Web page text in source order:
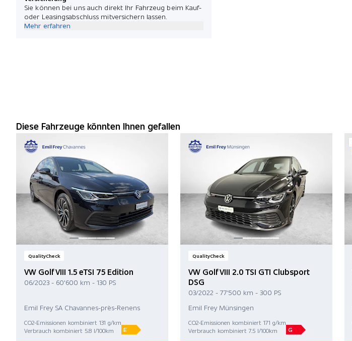
Sie können bei uns auch direkt Ihr Fahrzeug beim Kauf-
oder Leasingsabschluss mitversichern lassen.
Mehr erfahren
Diese Fahrzeuge könnten Ihnen gefallen
QualityCheck
VW Golf VIII 1.5 eTSI 75 Edition
06/2023 - 60'600 km - 130 PS
Emil Frey SA Chavannes-près-Renens
CO2-Emissionen kombiniert 131 g/km
Verbrauch kombiniert 5.8 l/100km
E
QualityCheck
VW Golf VIII 2.0 TSI GTI Clubsport
DSG
03/2022 - 77'500 km - 300 PS
Emil Frey Münsingen
CO2-Emissionen kombiniert 171 g/km
Verbrauch kombiniert 7.5 l/100km
G